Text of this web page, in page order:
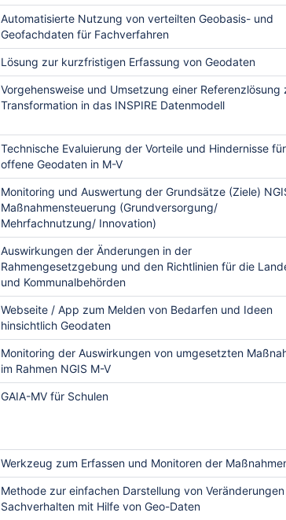
Automatisierte Nutzung von verteilten Geobasis- und
Geofachdaten für Fachverfahren
Lösung zur kurzfristigen Erfassung von Geodaten
Vorgehensweise und Umsetzung einer Referenzlösung
Transformation in das INSPIRE Datenmodell
Technische Evaluierung der Vorteile und Hindernisse für
offene Geodaten in M-V
Monitoring und Auswertung der Grundsätze (Ziele)
Maßnahmensteuerung (Grundversorgung/
Mehrfachnutzung/ Innovation)
Auswirkungen der Änderungen in der
Rahmengesetzgebung und den Richtlinien für die
und Kommunalbehörden
Webseite / App zum Melden von Bedarfen und Ideen
hinsichtlich Geodaten
Monitoring der Auswirkungen von umgesetzten
im Rahmen NGIS M-V
GAIA-MV für Schulen
Werkzeug zum Erfassen und Monitoren der
Methode zur einfachen Darstellung von
Sachverhalten mit Hilfe von Geo-Daten